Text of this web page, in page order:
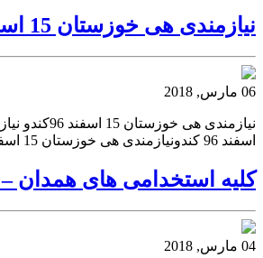
نیازمندی هی خوزستان 15 اسفند 96
06 مارس, 2018
اسفند 96 کندونیازمندی هی خوزستان 15 اسفند 96
کلیه استخدامی های همدان – 13 اسفند 96
04 مارس, 2018